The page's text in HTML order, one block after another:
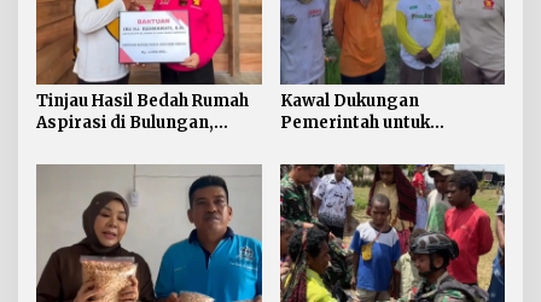
Tinjau Hasil Bedah Rumah
Aspirasi di Bulungan,
Bantuan Penyelesaian
Pintu dan Jendela
Kawal Dukungan
Pemerintah untuk
Rahmawati Serap Aspirasi
Petani di Desa Gunung
Putih